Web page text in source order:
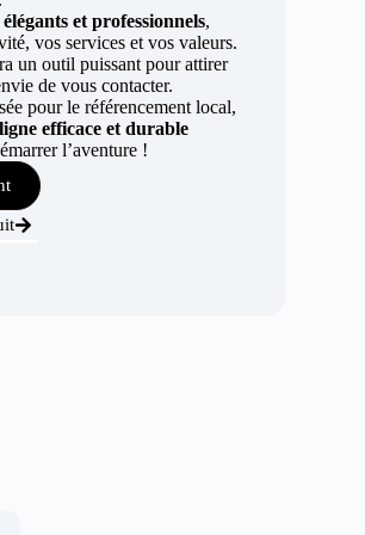
et professionnels,
vos services et vos valeurs.
un outil puissant pour attirer
de vous contacter.
pour le référencement local,
efficace et durable
l’aventure !